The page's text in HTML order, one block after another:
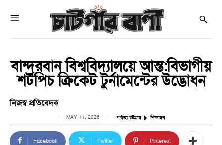
বান্দরবান বিশ্ববিদ্যালয়ে আন্ত:বিভাগীয়
শর্টপিচ ক্রিকেট টুর্নামেন্টের উদ্ভোধন
নিজস্ব প্রতিবেদক
MAY 11, 2026 পার্বত্য চট্টগ্রাম শিক্ষাঙ্গন
Facebook Twitter Pinterest